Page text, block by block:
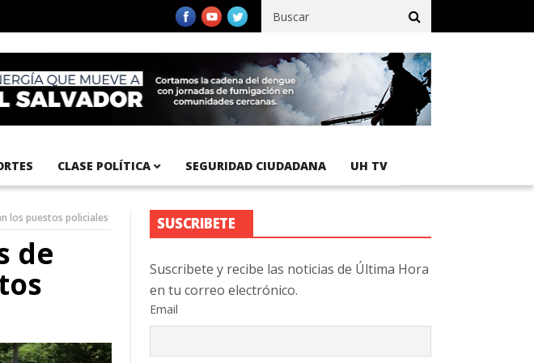
Internacional del Pacífico registra 92 % de avance en obras de terracería
CLASE POLÍTICA SEGURIDAD CIUDADANA UH TV
los puestos policiales
de
SUSCRIBETE
Suscribete y recibe las noticias de Última Hora
en tu correo electrónico.
Email